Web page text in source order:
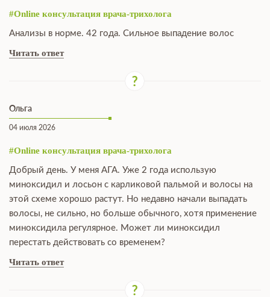
#Online консультация врача-трихолога
Анализы в норме. 42 года. Сильное выпадение волос
Читать ответ
Ольга
04 июля 2026
#Online консультация врача-трихолога
Добрый день. У меня АГА. Уже 2 года использую
миноксидил и лосьон с карликовой пальмой и волосы на
этой схеме хорошо растут. Но недавно начали выпадать
волосы, не сильно, но больше обычного, хотя применение
миноксидила регулярное. Может ли миноксидил
перестать действовать со временем?
Читать ответ